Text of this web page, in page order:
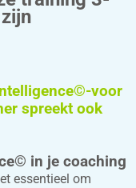
voor
spreekt ook
in je coaching
essentieel om